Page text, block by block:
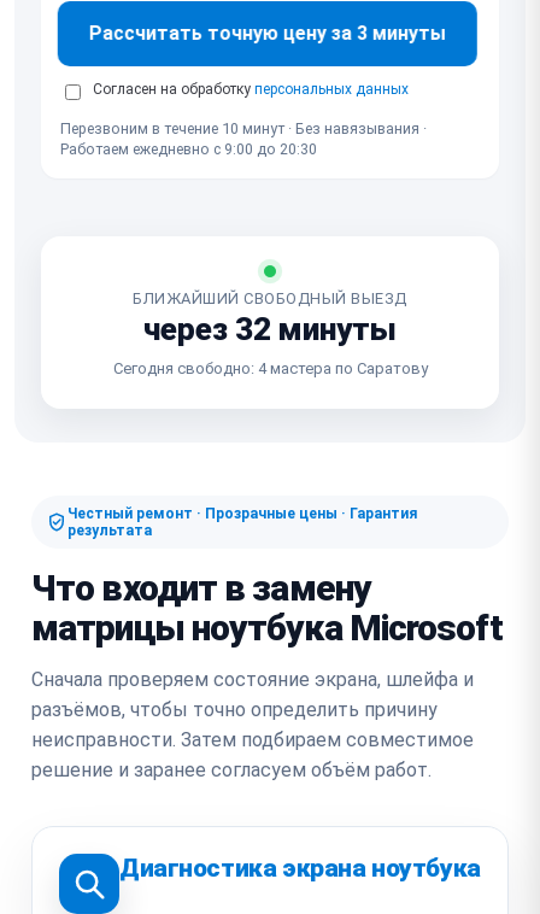
Рассчитать точную цену за 3 минуты
Согласен на обработку персональных данных
Перезвоним в течение 10 минут · Без навязывания ·
Работаем ежедневно с 9:00 до 20:30
БЛИЖАЙШИЙ СВОБОДНЫЙ ВЫЕЗД
через 32 минуты
Сегодня свободно: 4 мастера по Саратову
Честный ремонт · Прозрачные цены · Гарантия
результата
Что входит в замену
матрицы ноутбука Microsoft
Сначала проверяем состояние экрана, шлейфа и
разъёмов, чтобы точно определить причину
неисправности. Затем подбираем совместимое
решение и заранее согласуем объём работ.
Диагностика экрана ноутбука